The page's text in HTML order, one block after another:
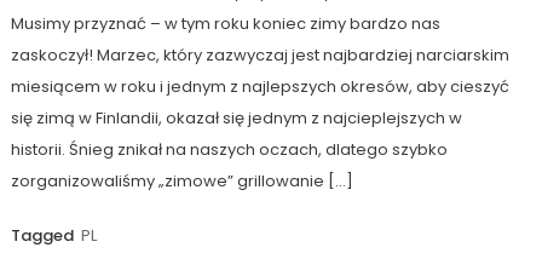
Musimy przyznać – w tym roku koniec zimy bardzo nas
zaskoczył! Marzec, który zazwyczaj jest najbardziej narciarskim
miesiącem w roku i jednym z najlepszych okresów, aby cieszyć
się zimą w Finlandii, okazał się jednym z najcieplejszych w
historii. Śnieg znikał na naszych oczach, dlatego szybko
zorganizowaliśmy „zimowe” grillowanie […]
Tagged PL